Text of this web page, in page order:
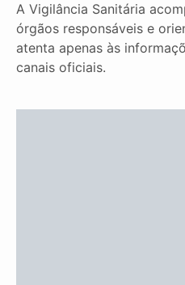
A Vigilância Sanitária
órgãos responsáveis e
atenta apenas às
canais oficiais.